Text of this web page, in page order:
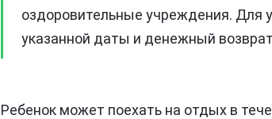
оздоровительные учреждения. Для
указанной даты и денежный
Ребенок может поехать на отдых в